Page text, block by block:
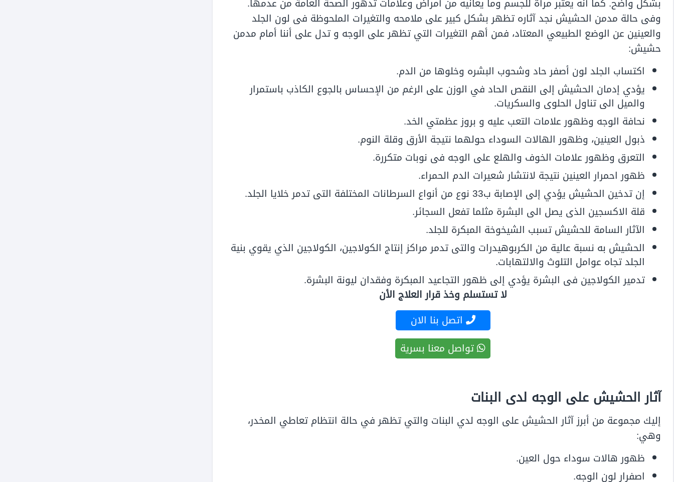
وفى حالة مدمن الحشيش نجد آثاره تظهر بشكل كبير على ملامحه والتغيرات الملحوظة فى لون الجلد
والعينين عن الوضع الطبيعي المعتاد، فمن أهم التغيرات التي تظهر على الوجه و تدل على أننا أمام مدمن
حشيش:
اكتساب الجلد لون أصفر حاد وشحوب البشره وخلوها من الدم.
يؤدي إدمان الحشيش إلى النقص الحاد في الوزن على الرغم من الإحساس بالجوع الكاذب باستمرار
والميل الى تناول الحلوى والسكريات.
نحافة الوجه وظهور علامات التعب عليه و بروز عظمتي الخد.
ذبول العينين، وظهور الهالات السوداء حولهما نتيجة الأرق وقلة النوم.
التعرق وظهور علامات الخوف والهلع على الوجه فى نوبات متكررة.
ظهور احمرار العينين نتيجة لانتشار شعيرات الدم الحمراء.
إن تدخين الحشيش يؤدي إلى الإصابة ب33 نوع من أنواع السرطانات المختلفة التى تدمر خلايا الجلد.
قلة الاكسجين الذى يصل الى البشرة مثلما تفعل السجائر.
الآثار السامة للحشيش تسبب الشيخوخة المبكرة للجلد.
الحشيش به نسبة عالية من الكربوهيدرات والتى تدمر مراكز إنتاج الكولاجين، الكولاجين الذي يقوي بنية
الجلد تجاه عوامل التلوث والالتهابات.
تدمير الكولاجين فى البشرة يؤدي إلى ظهور التجاعيد المبكرة وفقدان ليونة البشرة.
لا تستسلم وخذ قرار العلاج الأن
اتصل بنا الان
تواصل معنا بسرية
آثار الحشيش على الوجه لدى البنات
إليك مجموعة من أبرز آثار الحشيش على الوجه لدي البنات والتي تظهر في حالة انتظام تعاطي المخدر،
وهي:
ظهور هالات سوداء حول العين.
اصفرار لون الوجه.